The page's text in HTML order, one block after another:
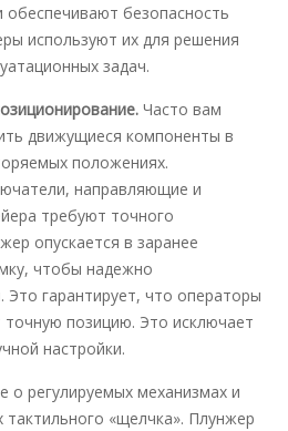
обеспечивают безопасность
используют их для решения
задач.
Часто вам
движущиеся компоненты в
положениях.
направляющие и
требуют точного
опускается в заранее
чтобы надежно
Это гарантирует, что операторы
позицию. Это исключает
настройки.
о регулируемых механизмах и
«щелчка». Плунжер